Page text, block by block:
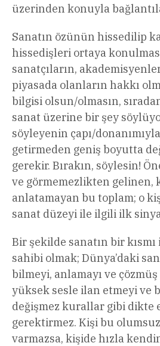
üzerinden konuyla
Sanatın özünün hissedilip
hissedişleri ortaya
sanatçıların,
piyasada olanların hakkı
bilgisi olsun/olmasın,
sanat üzerine bir şey
söyleyenin çapı/
getirmeden geniş boyutta
gerekir. Bırakın, söylesin!
ve görmemezlikten gelinen,
anlatamayan bu toplam; o
sanat düzeyi ile ilgili ilk
Bir şekilde sanatın bir
sahibi olmak; Dünya’daki
bilmeyi, anlamayı ve
yüksek sesle ilan etmeyi ve
değişmez kurallar gibi dikte
gerektirmez. Kişi bu
varmazsa, kişide hızla